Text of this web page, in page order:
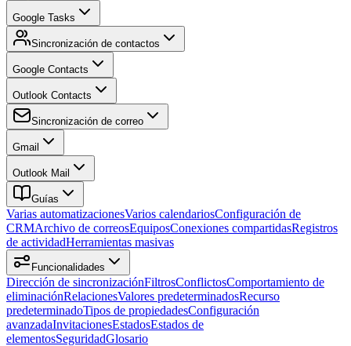
Google Tasks
Sincronización de contactos
Google Contacts
Outlook Contacts
Sincronización de correo
Gmail
Outlook Mail
Guías
Varias automatizacionesVarios calendariosConfiguración de
CRMArchivo de correosEquiposConexiones compartidasRegistros
de actividadHerramientas masivas
Funcionalidades
Dirección de sincronizaciónFiltrosConflictosComportamiento de
eliminaciónRelacionesValores predeterminadosRecurso
predeterminadoTipos de propiedadesConfiguración
avanzadaInvitacionesEstadosEstados de
elementosSeguridadGlosario